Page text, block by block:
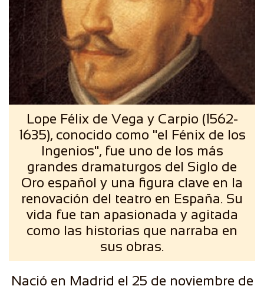
Lope Félix de Vega y Carpio (1562-
1635), conocido como "el Fénix de los
Ingenios", fue uno de los más
grandes dramaturgos del Siglo de
Oro español y una figura clave en la
renovación del teatro en España. Su
vida fue tan apasionada y agitada
como las historias que narraba en
sus obras.
Nació en Madrid el 25 de noviembre de